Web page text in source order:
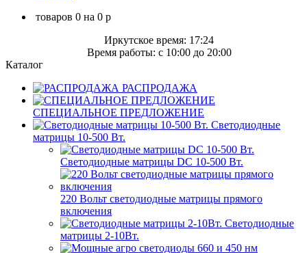
товаров 0 на 0 p
Иркутское время: 17:24
Время работы: c 10:00 до 20:00
Каталог
РАСПРОДАЖА
СПЕЦИАЛЬНОЕ ПРЕДЛОЖЕНИЕ
Светодиодные
матрицы 10-500 Вт.
Светодиодные матрицы DC 10-500 Вт.
220 Вольт cветодиодные матрицы прямого
включения
Светодиодные
матрицы 2-10Вт.